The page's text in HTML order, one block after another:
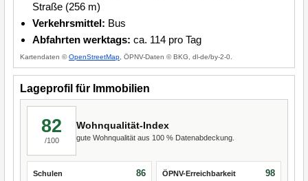
Straße (256 m)
Verkehrsmittel: Bus
Abfahrten werktags: ca. 114 pro Tag
Kartendaten ©OpenStreetMap , ÖPNV-Daten © BKG, dl-de/by-2-0.
Lageprofil für Immobilien
82
/100
Wohnqualität-Index
gute Wohnqualität aus 100 % Datenabdeckung.
Schulen 86 ÖPNV-Erreichbarkeit 98